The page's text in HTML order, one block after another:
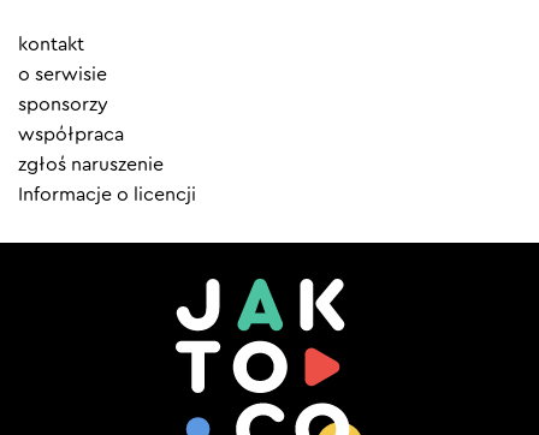
Element
menu
kontakt
o serwisie
sponsorzy
współpraca
zgłoś naruszenie
Informacje o licencji